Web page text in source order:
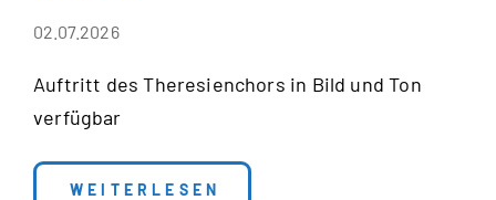
02.07.2026
Auftritt des Theresienchors in Bild und Ton
verfügbar
WEITERLESEN
: MARIENLOB-KONZERT JETZT AUF